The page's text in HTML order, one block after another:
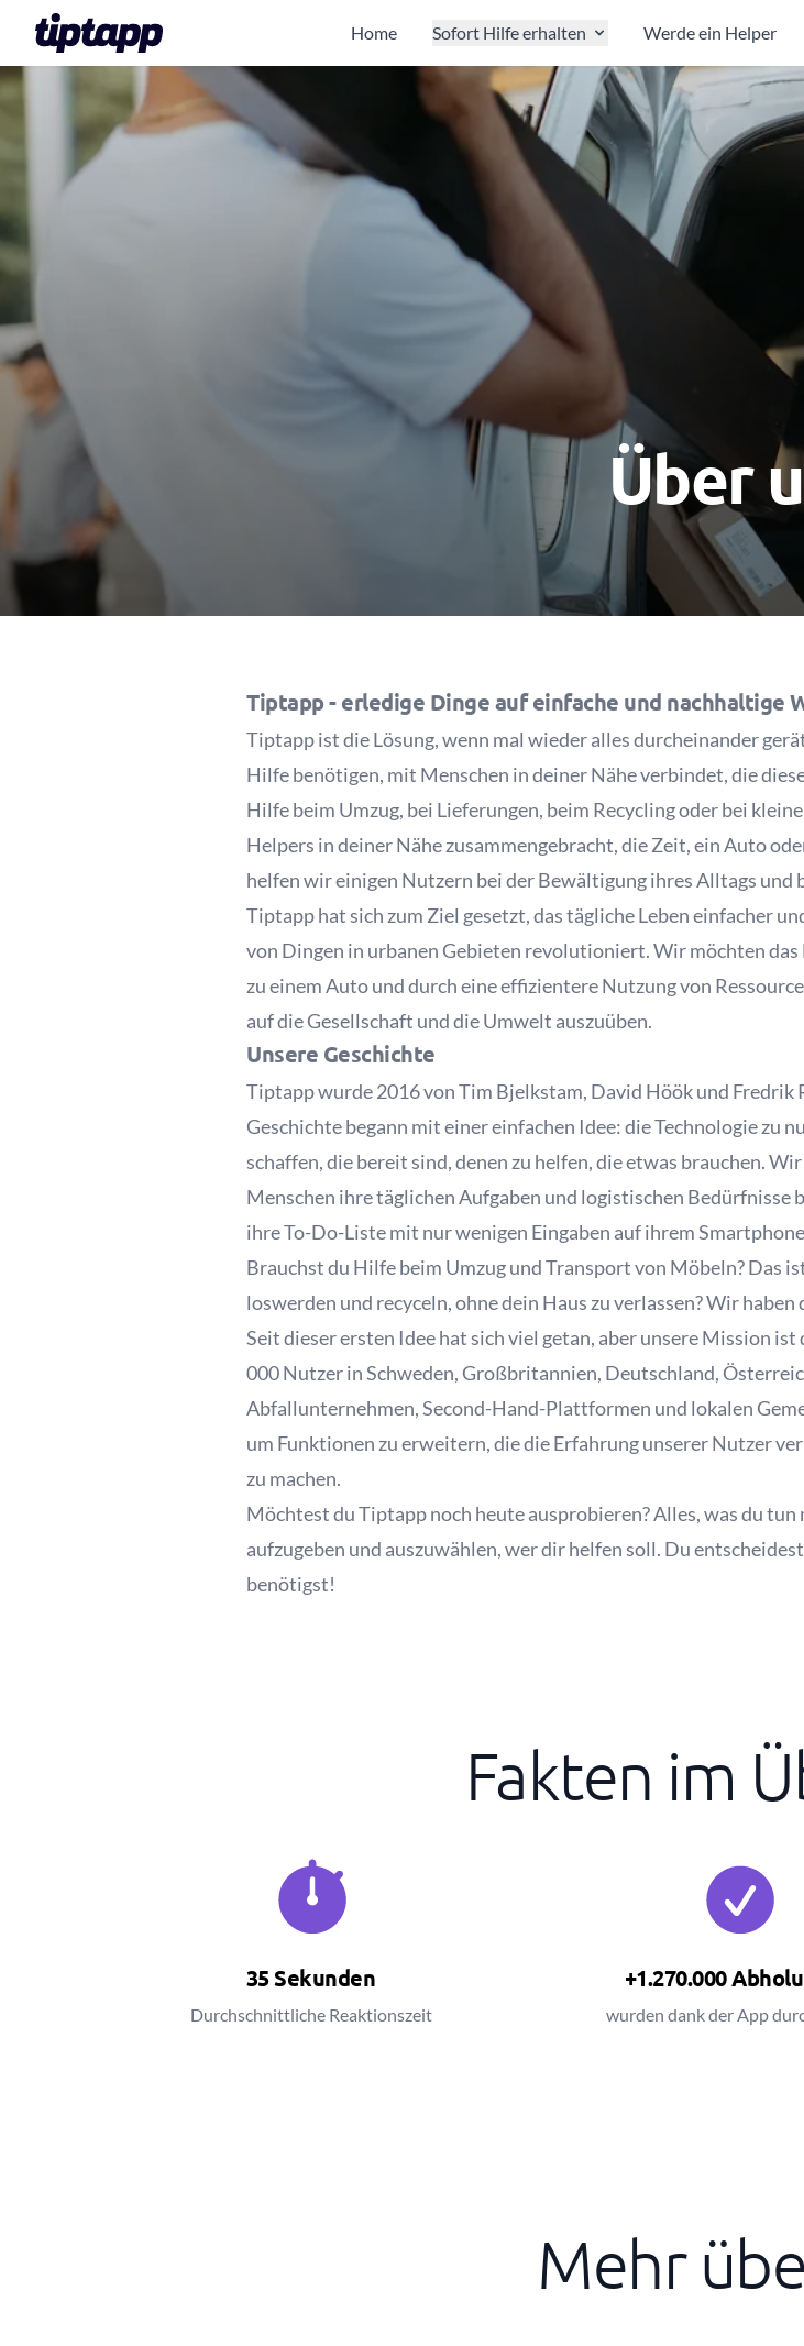
Home Sofort Hilfe erhalten Werde ein Helper
Über
Tiptapp - erledige Dinge auf einfache und nachhaltige
Tiptapp ist die Lösung, wenn mal wieder alles durcheinander
Hilfe benötigen, mit Menschen in deiner Nähe verbindet, die
Hilfe beim Umzug, bei Lieferungen, beim Recycling oder bei
Helpers in deiner Nähe zusammengebracht, die Zeit, ein Auto
helfen wir einigen Nutzern bei der Bewältigung ihres Alltags und
Tiptapp hat sich zum Ziel gesetzt, das tägliche Leben einfacher
von Dingen in urbanen Gebieten revolutioniert. Wir möchten
zu einem Auto und durch eine effizientere Nutzung von
auf die Gesellschaft und die Umwelt auszuüben.
Unsere Geschichte
Tiptapp wurde 2016 von Tim Bjelkstam, David Höök und Fredrik
Geschichte begann mit einer einfachen Idee: die Technologie zu
schaffen, die bereit sind, denen zu helfen, die etwas brauchen.
Menschen ihre täglichen Aufgaben und logistischen
ihre To-Do-Liste mit nur wenigen Eingaben auf ihrem
Brauchst du Hilfe beim Umzug und Transport von Möbeln? Das
loswerden und recyceln, ohne dein Haus zu verlassen? Wir haben
Seit dieser ersten Idee hat sich viel getan, aber unsere Mission
000 Nutzer in Schweden, Großbritannien, Deutschland,
Abfallunternehmen, Second-Hand-Plattformen und lokalen
um Funktionen zu erweitern, die die Erfahrung unserer Nutzer
zu machen.
Möchtest du Tiptapp noch heute ausprobieren? Alles, was du
aufzugeben und auszuwählen, wer dir helfen soll. Du
benötigst!
Fakten im
35 Sekunden
Durchschnittliche Reaktionszeit
+1.270.000
wurden dank der App
Mehr